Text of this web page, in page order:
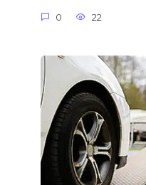
0 22